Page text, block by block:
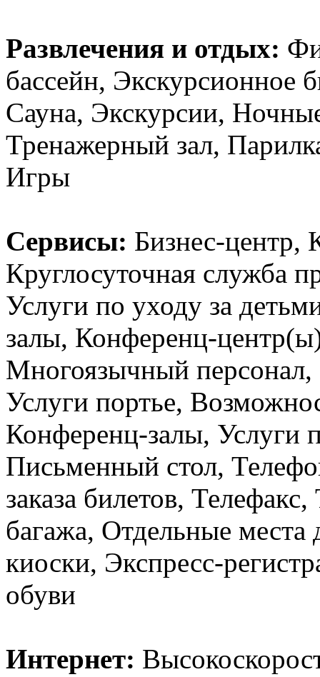
Развлечения и отдых:
бассейн,
Сауна, Экскурсии,
Тренажерный зал,
Игры
Сервисы: Бизнес-центр,
Круглосуточная служба
Услуги по уходу за
залы, Конференц-
Многоязычный
Услуги портье,
Конференц-залы, Услуги
Письменный стол,
заказа билетов,
багажа, Отдельные
киоски, Экспресс-
обуви
Интернет: